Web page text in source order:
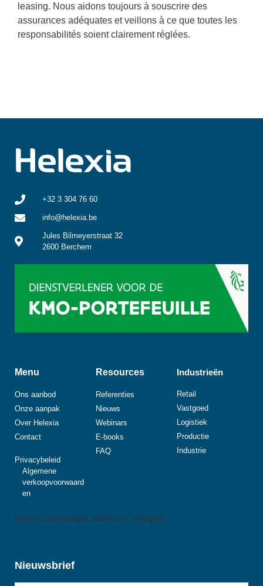
leasing. Nous aidons toujours à souscrire des
assurances adéquates et veillons à ce que toutes les
responsabilités soient clairement réglées.
+32 3 304 76 60
info@helexia.be
Jules Bilmeyerstraat 32
2600 Berchem
Menu
Ons aanbod
Onze aanpak
Over Helexia
Contact
Privacybeleid
Algemene
verkoopvoorwaard
en
[wpml_language_selector_widget]
Resources
Referenties
Nieuws
Webinars
E-books
FAQ
Industrieën
Retail
Vastgoed
Logistiek
Productie
Industrie
Nieuwsbrief